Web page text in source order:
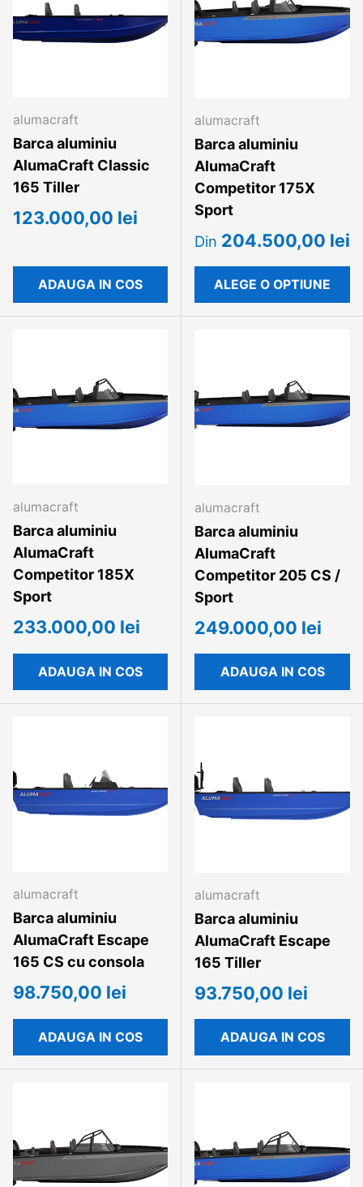
alumacraft
Barca aluminiu
AlumaCraft Classic
165 Tiller
123.000,00 lei
ADAUGA IN COS
alumacraft
Barca aluminiu
AlumaCraft
Competitor 175X
Sport
Din 204.500,00 lei
ALEGE O OPTIUNE
alumacraft
Barca aluminiu
AlumaCraft
Competitor 185X
Sport
233.000,00 lei
ADAUGA IN COS
alumacraft
Barca aluminiu
AlumaCraft
Competitor 205 CS /
Sport
249.000,00 lei
ADAUGA IN COS
alumacraft
Barca aluminiu
AlumaCraft Escape
165 CS cu consola
98.750,00 lei
ADAUGA IN COS
alumacraft
Barca aluminiu
AlumaCraft Escape
165 Tiller
93.750,00 lei
ADAUGA IN COS